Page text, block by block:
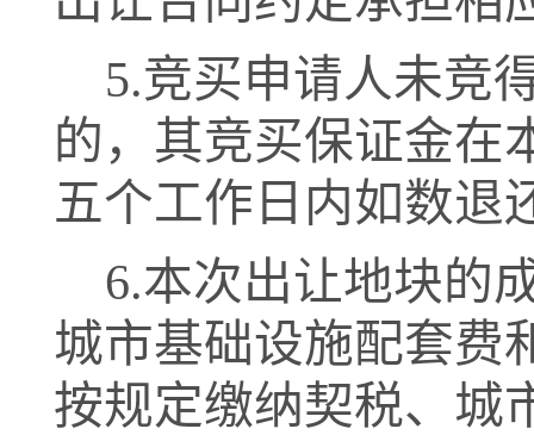
5.竞买申请人未竞
的，其竞买保证金在
五个工作日内如数退
6.本次出让地块的
城市基础设施配套费
按规定缴纳契税、城